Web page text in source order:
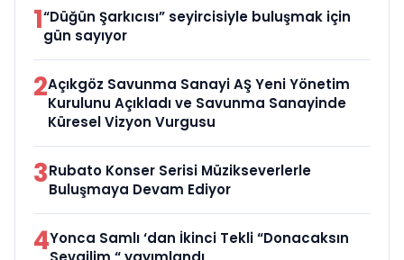
1“Düğün Şarkıcısı” seyircisiyle buluşmak için
gün sayıyor
2Açıkgöz Savunma Sanayi AŞ Yeni Yönetim
Kurulunu Açıkladı ve Savunma Sanayinde
Küresel Vizyon Vurgusu
3Rubato Konser Serisi Müzikseverlerle
Buluşmaya Devam Ediyor
4Yonca Samlı ‘dan İkinci Tekli “Donacaksın